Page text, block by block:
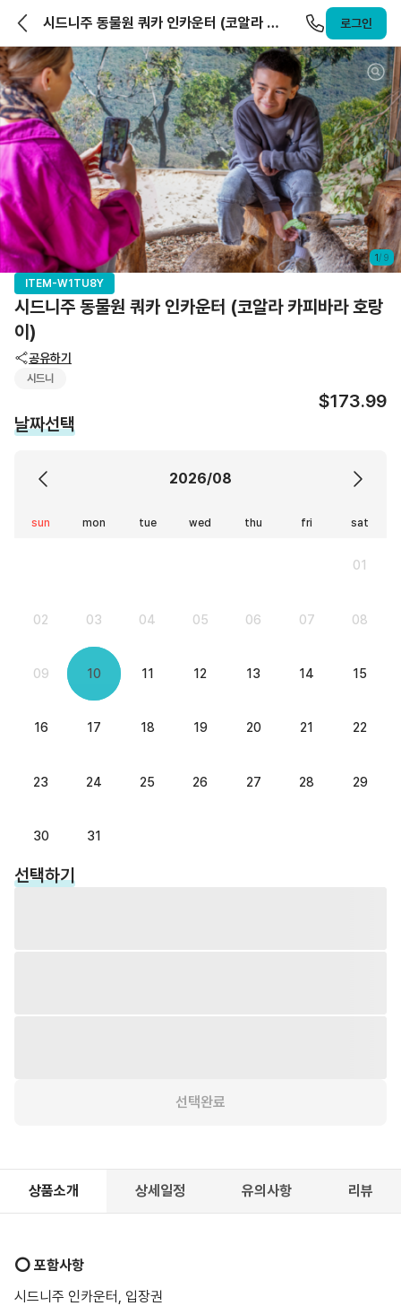
앨라호주 | ELLAHOJU
시드니주 동물원 쿼카 인카운터 (코알라 카
로그인
1/ 9
ITEM-W1TU8Y
시드니주 동물원 쿼카 인카운터 (코알라 카피바라 호랑
이)
공유하기
시드니
$173.99
날짜선택
2026/08
sun mon tue wed thu fri sat
01
02 03 04 05 06 07 08
09 10 11 12 13 14 15
16 17 18 19 20 21 22
23 24 25 26 27 28 29
30 31
선택하기
선택완료
상품소개 상세일정 유의사항 리뷰
⭕️ 포함사항
시드니주 인카운터, 입장권